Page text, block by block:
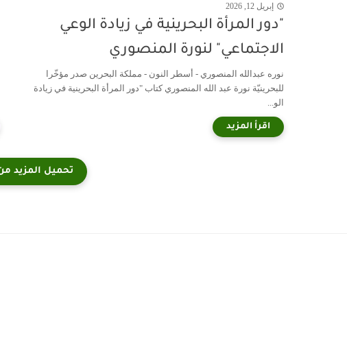
إبريل 12, 2026
"دور المرأة البحرينية في زيادة الوعي
الاجتماعي" لنورة المنصوري
نوره عبدالله المنصوري - أسطر النون - مملكة البحرين صدر مؤخّرا
للبحرينيّة نورة عبد الله المنصوري كتاب "دور المرأة البحرينية في زيادة
الو...